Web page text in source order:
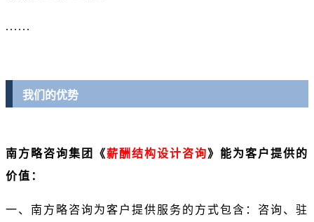
......
我们的优势
南方略咨询集团《薪酬结构设计咨询》能为客户提供的
价值：
一、南方略咨询为客户提供服务的方式包含：咨询、驻